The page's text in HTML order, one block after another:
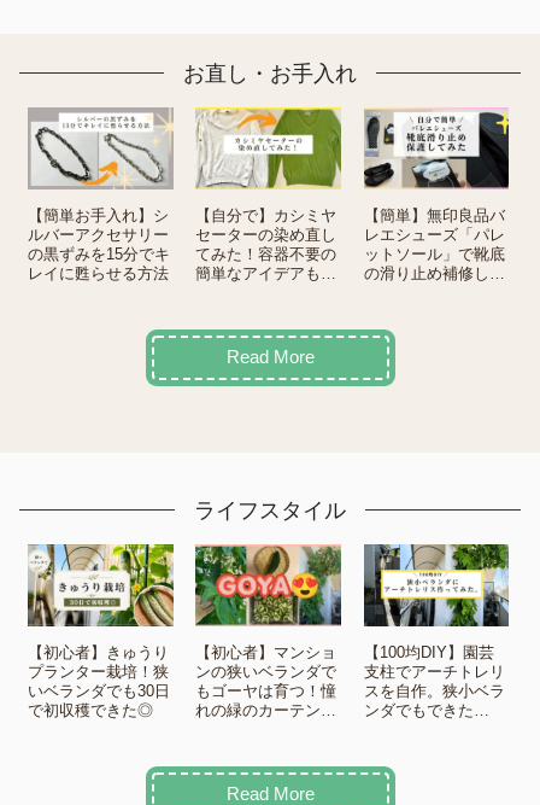
お直し・お手入れ
【簡単お手入れ】シ
ルバーアクセサリー
の黒ずみを15分でキ
レイに甦らせる方法
【自分で】カシミヤ
セーターの染め直し
てみた！容器不要の
簡単なアイデアもシ
【簡単】無印良品バ
レエシューズ「パレ
ットソール」で靴底
の滑り止め補修して
Read More
ライフスタイル
【初心者】きゅうり
プランター栽培！狭
いベランダでも30日
で初収穫できた◎
【初心者】マンショ
ンの狭いベランダで
もゴーヤは育つ！憧
れの緑のカーテンが
【100均DIY】園芸
支柱でアーチトレリ
スを自作。狭小ベラ
ンダでもできた
Read More